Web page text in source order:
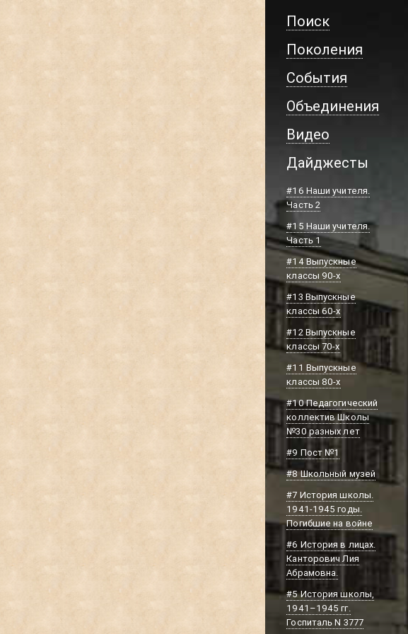
Поиск
Поколения
События
Объединения
Видео
Дайджесты
#16 Наши учителя.
Часть 2
#15 Наши учителя.
Часть 1
#14 Выпускные
классы 90-х
#13 Выпускные
классы 60-х
#12 Выпускные
классы 70-х
#11 Выпускные
классы 80-х
#10 Педагогический
коллектив Школы
№30 разных лет
#9 Пост №1
#8 Школьный музей
#7 История школы.
1941-1945 годы.
Погибшие на войне
#6 История в лицах.
Канторович Лия
Абрамовна.
#5 История школы,
1941–1945 гг.
Госпиталь N 3777